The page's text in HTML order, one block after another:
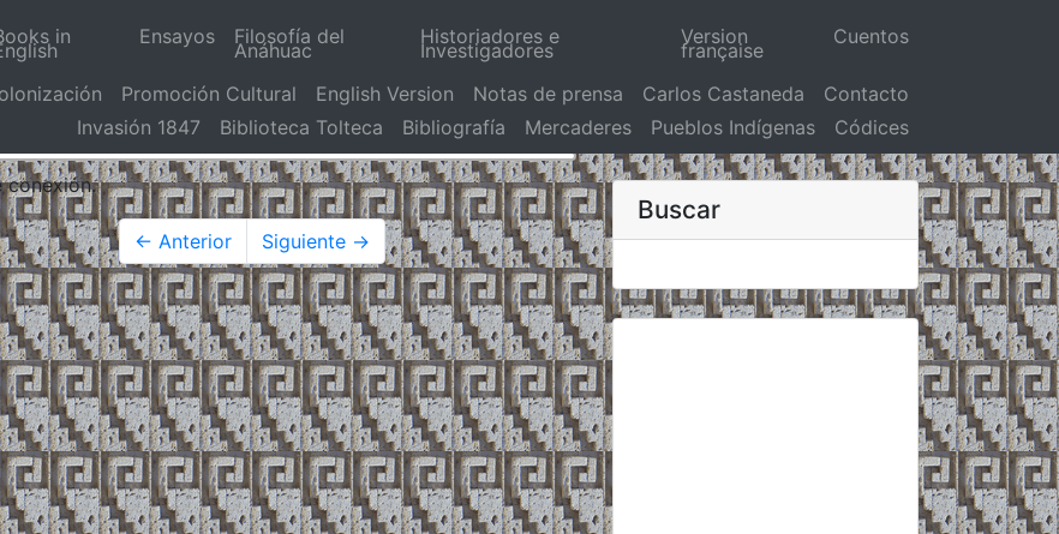
in Ensayos Filosofía del
Anáhuac
Historiadores e
Investigadores
Version
française
Cuentos
Promoción Cultural English Version Notas de prensa Carlos Castaneda
Contacto
Invasión 1847
Biblioteca Tolteca Bibliografía Mercaderes Pueblos Indígenas Códices
conexión.
← Anterior Siguiente →
Buscar